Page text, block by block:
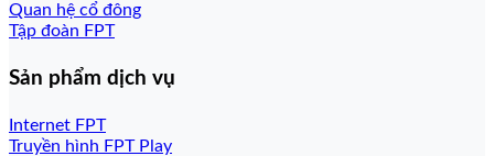
Quan hệ cổ đông
Tập đoàn FPT
Sản phẩm dịch vụ
Internet FPT
Truyền hình FPT Play